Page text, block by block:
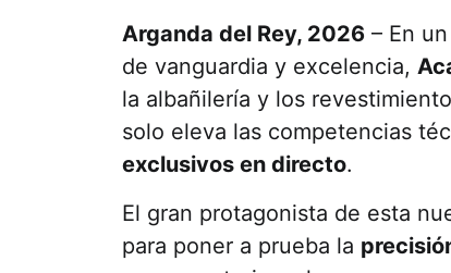
Arganda del Rey, 2026 – En
de vanguardia y excelencia,
la albañilería y los
solo eleva las competencias
exclusivos en directo.
El gran protagonista de esta
para poner a prueba la